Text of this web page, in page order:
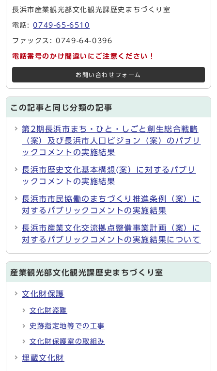
長浜市産業観光部文化観光課歴史まちづくり室
電話:0749-65-6510
ファックス: 0749-64-0396
電話番号のかけ間違いにご注意ください！
お問い合わせフォーム
この記事と同じ分類の記事
第2期長浜市まち・ひと・しごと創生総合戦略
（案）及び長浜市人口ビジョン（案）のパブリ
ックコメントの実施結果
長浜市歴史文化基本構想(案）に対するパブリ
ックコメントの実施結果
長浜市市民協働のまちづくり推進条例（案）に
対するパブリックコメントの実施結果
長浜市産業文化交流拠点整備事業計画（案）に
対するパブリックコメントの実施結果について
産業観光部文化観光課歴史まちづくり室
文化財保護
文化財盗難
史跡指定地等での工事
文化財保護室の取組み
埋蔵文化財